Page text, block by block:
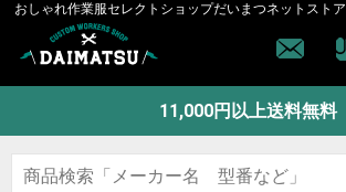
おしゃれ作業服セレクトショップだいまつネットストア
11,000円以上送料無料